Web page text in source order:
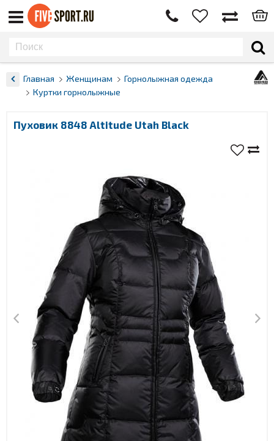
Главная Женщинам
Горнолыжная одежда
Куртки горнолыжные
Пуховик 8848 Altitude Utah Black